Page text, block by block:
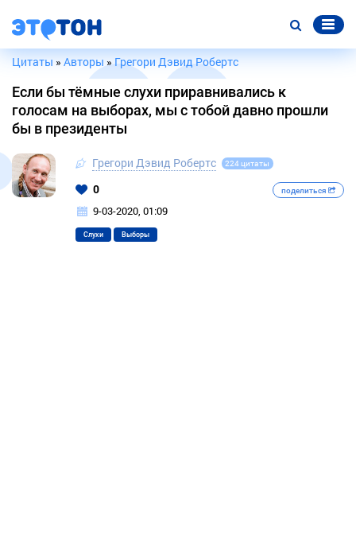
Цитаты » Авторы »Грегори Дэвид Робертс
Если бы тёмные слухи приравнивались к
голосам на выборах, мы с тобой давно прошли
бы в президенты
Грегори Дэвид Робертс 224 цитаты
0 поделиться
9-03-2020, 01:09
Слухи Выборы